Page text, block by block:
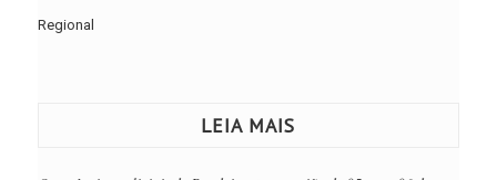
Regional
LEIA MAIS